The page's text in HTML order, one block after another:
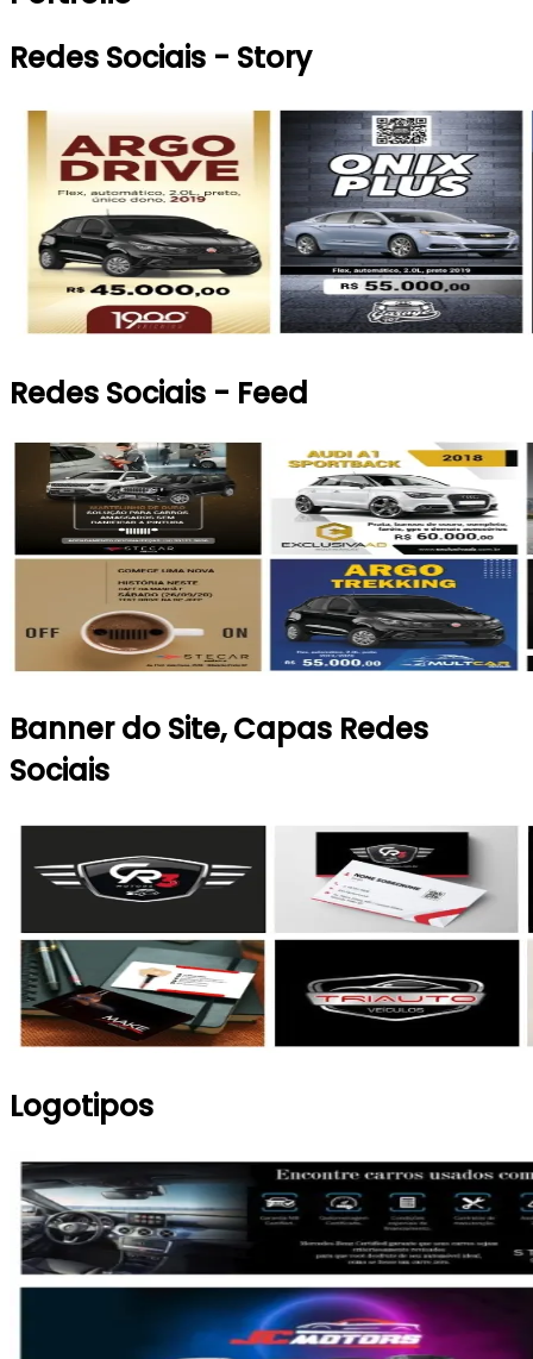
Redes Sociais - Story
Redes Sociais - Feed
Banner do Site, Capas Redes
Sociais
Logotipos